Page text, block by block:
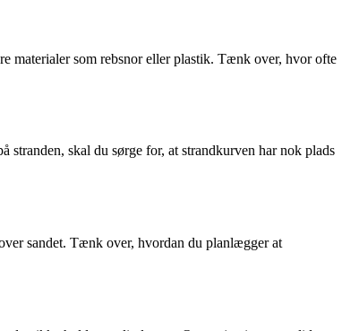
materialer som rebsnor eller plastik. Tænk over, hvor ofte
skal du sørge for, at strandkurven har nok plads
sandet. Tænk over, hvordan du planlægger at